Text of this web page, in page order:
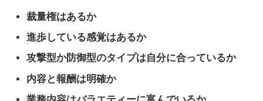
裁量権はあるか
進歩している感覚はあるか
攻撃型か防御型のタイプは自分に合っているか
内容と報酬は明確か